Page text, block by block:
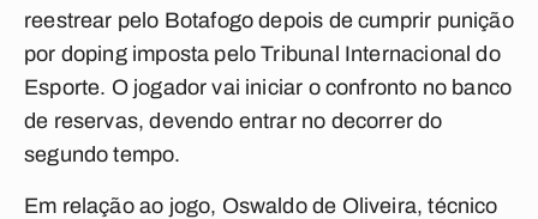
reestrear pelo Botafogo depois de cumprir punição
por doping imposta pelo Tribunal Internacional do
Esporte. O jogador vai iniciar o confronto no banco
de reservas, devendo entrar no decorrer do
segundo tempo.
Em relação ao jogo, Oswaldo de Oliveira, técnico